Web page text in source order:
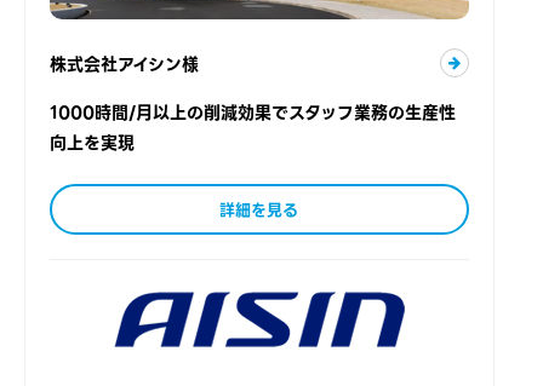
株式会社アイシン様
1000時間/月以上の削減効果でスタッフ業務の生産性
向上を実現
詳細を見る